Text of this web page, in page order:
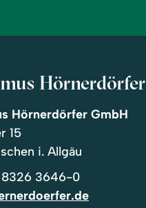
Hörnerdörfer
Hörnerdörfer GmbH
15
i. Allgäu
3646-0